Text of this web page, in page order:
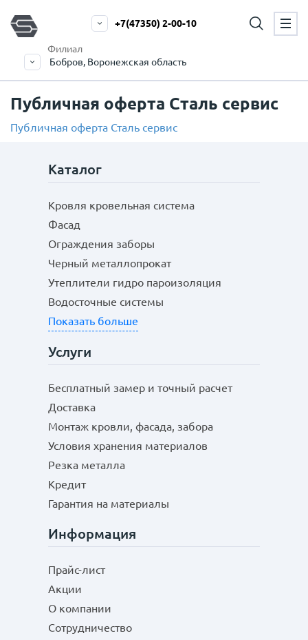
Филиал
Бобров, Воронежская область
+7(47350) 2-00-10
Публичная оферта Сталь сервис
Публичная оферта Сталь сервис
Каталог
Кровля кровельная система
Фасад
Ограждения заборы
Черный металлопрокат
Утеплители гидро пароизоляция
Водосточные системы
Показать больше
Услуги
Бесплатный замер и точный расчет
Доставка
Монтаж кровли, фасада, забора
Условия хранения материалов
Резка металла
Кредит
Гарантия на материалы
Информация
Прайс-лист
Акции
О компании
Сотрудничество